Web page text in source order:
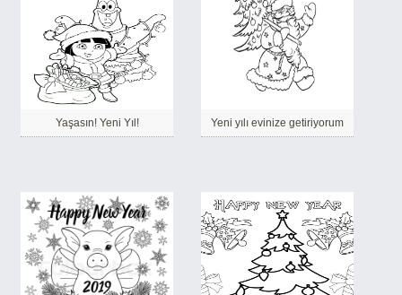
Yaşasın! Yeni Yıl! Yeni yılı evinize getiriyorum